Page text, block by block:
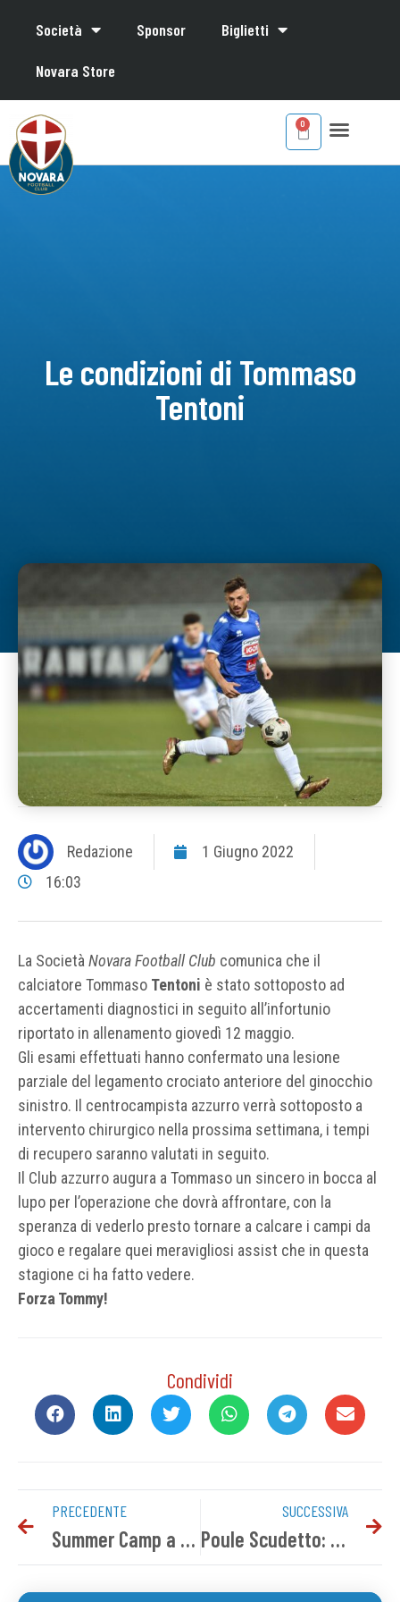
Società Sponsor Biglietti
Novara Store
Le condizioni di Tommaso
Tentoni
Redazione
1 Giugno 2022
16:03
La Società Novara Football Club comunica che il
calciatore Tommaso Tentoni è stato sottoposto ad
accertamenti diagnostici in seguito all’infortunio
riportato in allenamento giovedì 12 maggio.
Gli esami effettuati hanno confermato una lesione
parziale del legamento crociato anteriore del ginocchio
sinistro. Il centrocampista azzurro verrà sottoposto a
intervento chirurgico nella prossima settimana, i tempi
di recupero saranno valutati in seguito.
Il Club azzurro augura a Tommaso un sincero in bocca al
lupo per l’operazione che dovrà affrontare, con la
speranza di vederlo presto tornare a calcare i campi da
gioco e regalare quei meravigliosi assist che in questa
stagione ci ha fatto vedere.
Forza Tommy!
Condividi
PRECEDENTE
Summer Camp a €160 a settimana!
SUCCESSIVA
Poule Scudetto: siamo in semifinale!